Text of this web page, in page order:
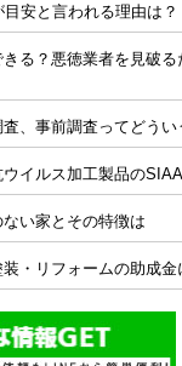
安と言われる理由は？
る？悪徳業者を見破る
、事前調査ってどうい
イルス加工製品の
い家とその特徴は
装・リフォームの助成金